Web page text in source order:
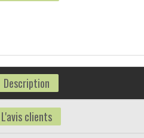
Description
L'avis clients